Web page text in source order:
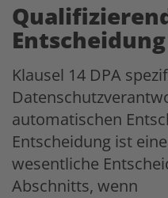
Entscheidung
Klausel 14 DPA
automatischen
Entscheidung ist
wesentliche
Abschnitts, wenn